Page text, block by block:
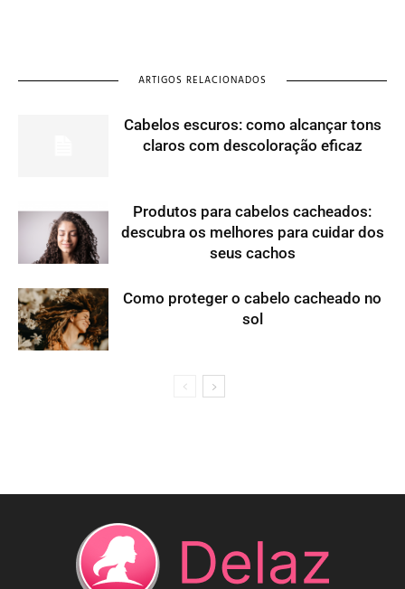
ARTIGOS RELACIONADOS
Cabelos escuros: como alcançar tons
claros com descoloração eficaz
Produtos para cabelos cacheados:
descubra os melhores para cuidar dos
seus cachos
Como proteger o cabelo cacheado no
sol